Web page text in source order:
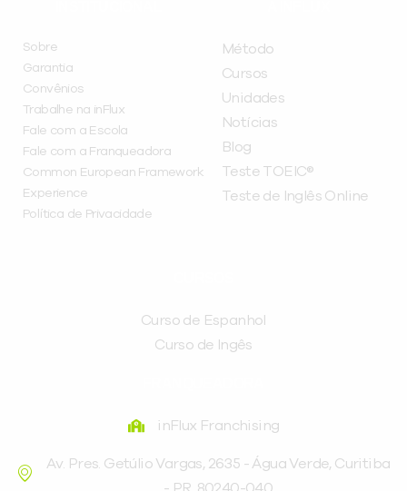
Sobre
Garantia
Convênios
Trabalhe na inFlux
Fale com a Escola
Fale com a Franqueadora
Common European Framework
Experience
Política de Privacidade
Método
Cursos
Unidades
Notícias
Blog
Teste TOEIC®
Teste de Inglês Online
Curso de Espanhol
Curso de Ingês
inFlux Franchising
Av. Pres. Getúlio Vargas, 2635 - Água Verde, Curitiba
- PR, 80240-040